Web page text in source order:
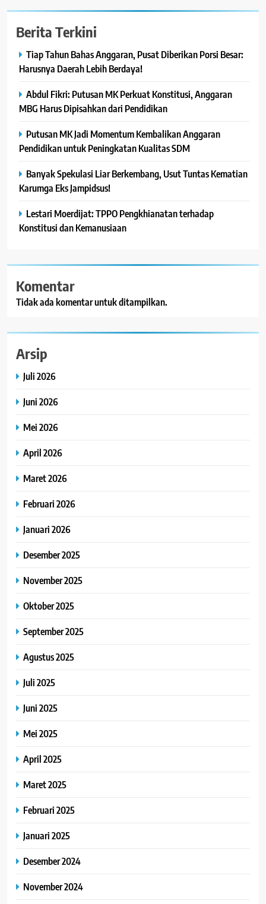
Berita Terkini
Tiap Tahun Bahas Anggaran, Pusat Diberikan Porsi Besar:
Harusnya Daerah Lebih Berdaya!
Abdul Fikri: Putusan MK Perkuat Konstitusi, Anggaran
MBG Harus Dipisahkan dari Pendidikan
Putusan MK Jadi Momentum Kembalikan Anggaran
Pendidikan untuk Peningkatan Kualitas SDM
Banyak Spekulasi Liar Berkembang, Usut Tuntas Kematian
Karumga Eks Jampidsus!
Lestari Moerdijat: TPPO Pengkhianatan terhadap
Konstitusi dan Kemanusiaan
Komentar
Tidak ada komentar untuk ditampilkan.
Arsip
Juli 2026
Juni 2026
Mei 2026
April 2026
Maret 2026
Februari 2026
Januari 2026
Desember 2025
November 2025
Oktober 2025
September 2025
Agustus 2025
Juli 2025
Juni 2025
Mei 2025
April 2025
Maret 2025
Februari 2025
Januari 2025
Desember 2024
November 2024